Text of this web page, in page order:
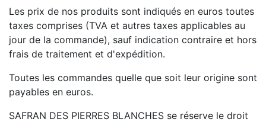
Les prix de nos produits sont indiqués en euros toutes
taxes comprises (TVA et autres taxes applicables au
jour de la commande), sauf indication contraire et hors
frais de traitement et d'expédition.
Toutes les commandes quelle que soit leur origine sont
payables en euros.
SAFRAN DES PIERRES BLANCHES se réserve le droit